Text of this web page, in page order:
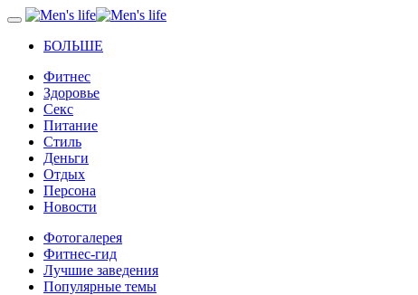
БОЛЬШЕ
Фитнес
Здоровье
Секс
Питание
Стиль
Деньги
Отдых
Персона
Новости
Фотогалерея
Фитнес-гид
Лучшие заведения
Популярные темы